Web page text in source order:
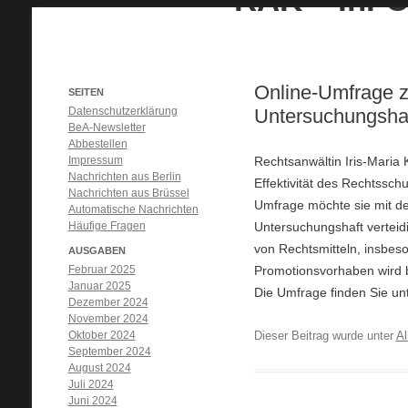
Online-Umfrage
Rechtsanwältin Iris-Maria
Effektivität des
Umfrage möchte sie mit
Untersuchungshaft
von Rechtsmitteln,
Promotionsvorhaben wird
Die Umfrage finden Sie
Dieser Beitrag wurde unter
SEITEN
Datenschutzerklärung
BeA-Newsletter
Abbestellen
Impressum
Nachrichten aus Berlin
Nachrichten aus Brüssel
Automatische Nachrichten
Häufige Fragen
AUSGABEN
Februar 2025
Januar 2025
Dezember 2024
November 2024
Oktober 2024
September 2024
August 2024
Juli 2024
Juni 2024